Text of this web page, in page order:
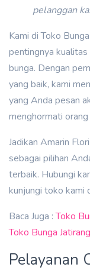
pelanggan
Kami di Toko
pentingnya
bunga. Dengan
yang baik, kami
yang Anda pesan
menghormati
Jadikan Amarin
sebagai pilihan
terbaik. Hubungi
kunjungi toko kami
B aca Juga :Toko
Toko Bunga
Pelayanan